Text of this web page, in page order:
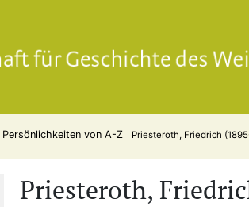
Persönlichkeiten von A-Z Priesteroth, Friedrich
Priesteroth,